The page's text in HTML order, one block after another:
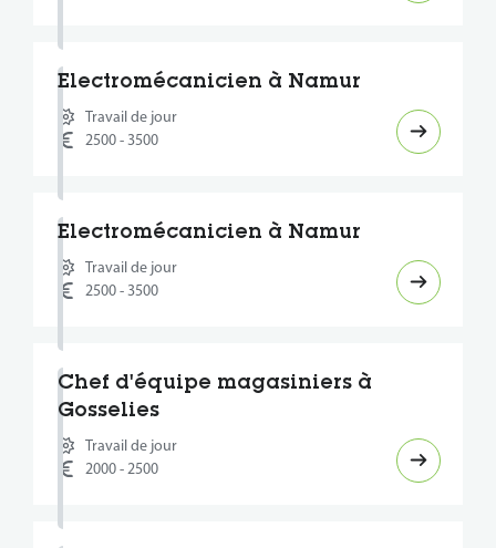
Electromécanicien à Namur
Travail de jour
2500 - 3500
Electromécanicien à Namur
Travail de jour
2500 - 3500
Chef d'équipe magasiniers à
Gosselies
Travail de jour
2000 - 2500